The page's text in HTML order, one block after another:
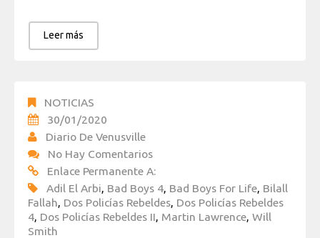
Leer más
NOTICIAS
30/01/2020
Diario De Venusville
No Hay Comentarios
Enlace Permanente A:
Adil El Arbi Bad Boys 4 Bad Boys For Life Bilall
Fallah Dos Policías Rebeldes Dos Policías Rebeldes
4 Dos Policías Rebeldes II Martin Lawrence Will
Smith